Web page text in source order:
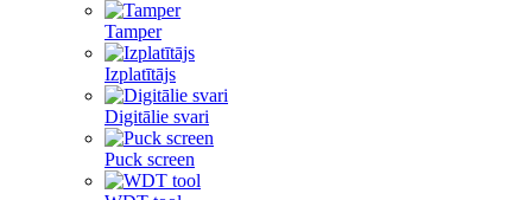
Tamper
Izplatītājs
Digitālie svari
Puck screen